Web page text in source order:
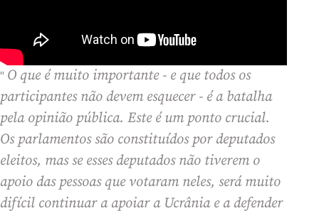
" O que é muito importante - e que todos os
participantes não devem esquecer - é a batalha
pela opinião pública. Este é um ponto crucial.
Os parlamentos são constituídos por deputados
eleitos, mas se esses deputados não tiverem o
apoio das pessoas que votaram neles, será muito
difícil continuar a apoiar a Ucrânia e a defender